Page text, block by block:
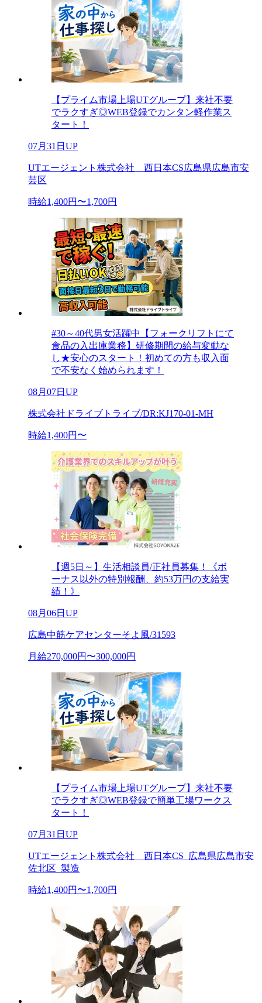
【プライム市場上場UTグループ】来社不要
でラクすぎ◎WEB登録でカンタン軽作業ス
タート！
07月31日UP
UTエージェント株式会社 西日本CS広島県広島市安
芸区
時給1,400円〜1,700円
#30～40代男女活躍中【フォークリフトにて
食品の入出庫業務】研修期間の給与変動な
し★安心のスタート！初めての方も収入面
で不安なく始められます！
08月07日UP
株式会社ドライブトライブ/DR:KJ170-01-MH
時給1,400円〜
【週5日～】生活相談員/正社員募集！《ボ
ーナス以外の特別報酬、約53万円の支給実
績！》
08月06日UP
広島中筋ケアセンターそよ風/31593
月給270,000円〜300,000円
【プライム市場上場UTグループ】来社不要
でラクすぎ◎WEB登録で簡単工場ワークス
タート！
07月31日UP
UTエージェント株式会社 西日本CS_広島県広島市安
佐北区_製造
時給1,400円〜1,700円